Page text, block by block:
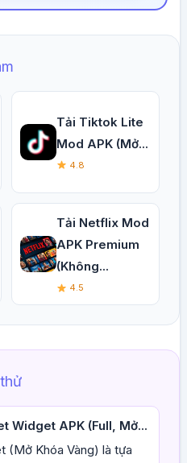
Tải Tiktok Lite
Mod APK (Mở...
4.8
Tải Netflix Mod
APK Premium
(Không...
4.5
Widget APK (Full, Mở...
(Mở Khóa Vàng) là tựa